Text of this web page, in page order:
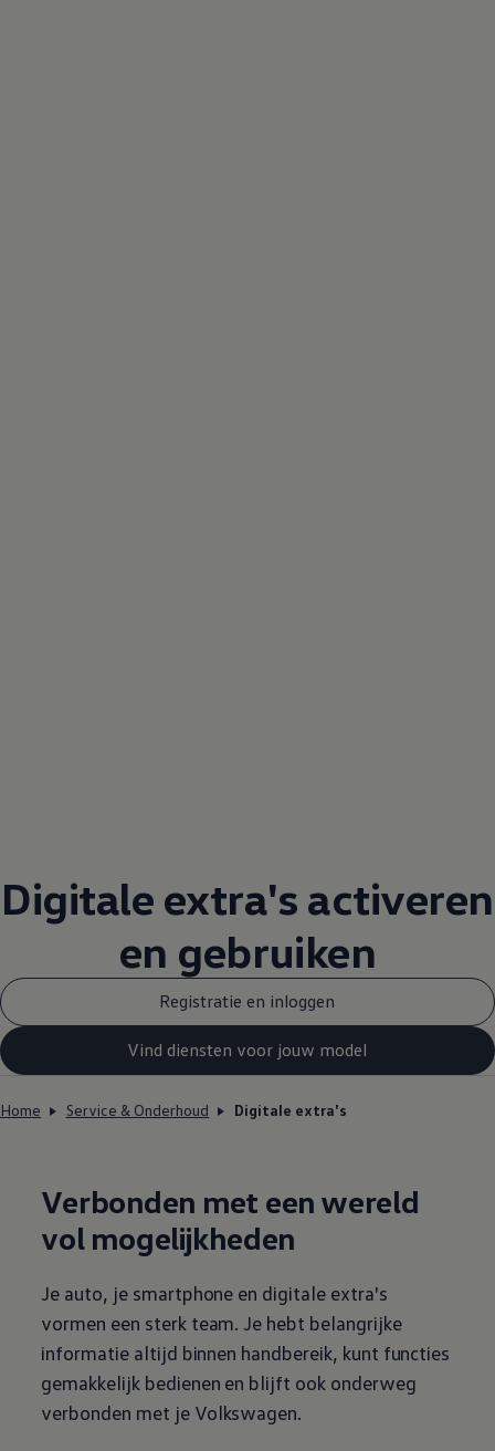
Digitale extra's activeren
en gebruiken
Registratie en inloggen
Vind diensten voor jouw model
Home Service & Onderhoud Digitale extra's
Verbonden met een wereld
vol mogelijkheden
Je auto, je smartphone en digitale extra's
vormen een sterk team. Je hebt belangrijke
informatie altijd binnen handbereik, kunt functies
gemakkelijk bedienen en blijft ook onderweg
verbonden met je Volkswagen.